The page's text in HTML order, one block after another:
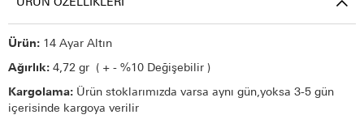
ÜRÜN ÖZELLIKLERI
Ürün: 14 Ayar Altın
Ağırlık: 4,72 gr ( + - %10 Değişebilir )
Kargolama: Ürün stoklarımızda varsa aynı gün,yoksa 3-5 gün
içerisinde kargoya verilir